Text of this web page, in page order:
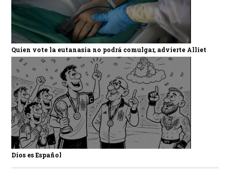
Quien vote la eutanasia no podrá comulgar, advierte Alliet
Dios es Español